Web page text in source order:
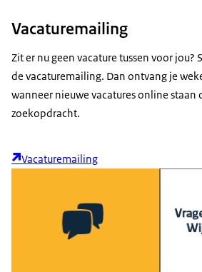
Vacaturemailing
Zit er nu geen vacature tussen voor jou?
de vacaturemailing. Dan ontvang je
wanneer nieuwe vacatures online staan
zoekopdracht.
Vacaturemailing